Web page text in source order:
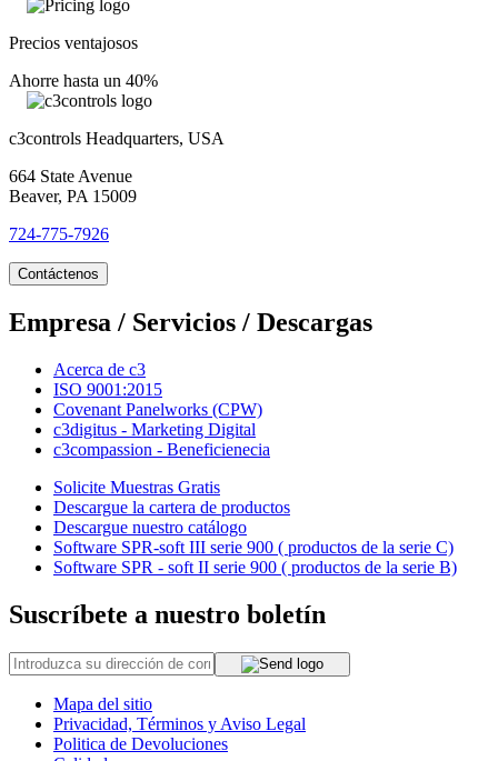
Precios ventajosos
Ahorre hasta un 40%
c3controls Headquarters, USA
664 State Avenue
Beaver, PA 15009
724-775-7926
Contáctenos
Empresa / Servicios / Descargas
Acerca de c3
ISO 9001:2015
Covenant Panelworks (CPW)
c3digitus - Marketing Digital
c3compassion - Beneficienecia
Solicite Muestras Gratis
Descargue la cartera de productos
Descargue nuestro catálogo
Software SPR-soft III serie 900 ( productos de la serie C)
Software SPR - soft II serie 900 ( productos de la serie B)
Suscríbete a nuestro boletín
Mapa del sitio
Privacidad, Términos y Aviso Legal
Politica de Devoluciones